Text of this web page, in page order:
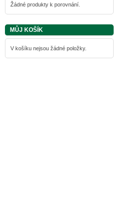
Žádné produkty k porovnání.
MŮJ KOŠÍK
V košíku nejsou žádné položky.